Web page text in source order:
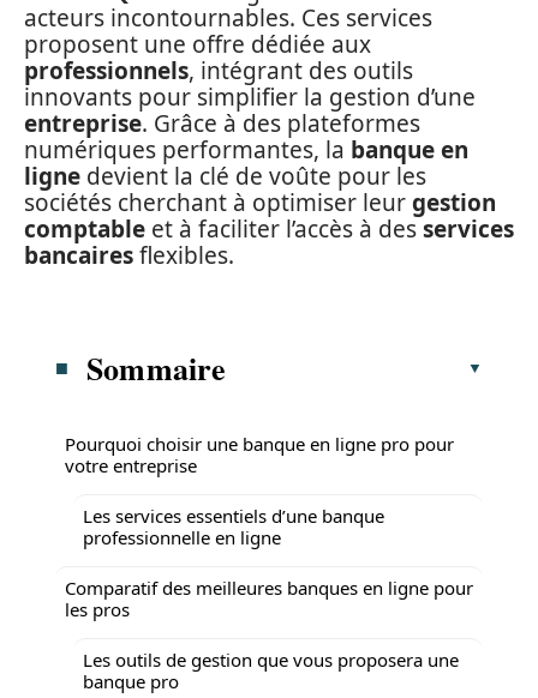
acteurs incontournables. Ces services
proposent une offre dédiée aux
professionnels, intégrant des outils
innovants pour simplifier la gestion d’une
entreprise. Grâce à des plateformes
numériques performantes, la banque en
ligne devient la clé de voûte pour les
sociétés cherchant à optimiser leurgestion
comptable et à faciliter l’accès à desservices
bancairesflexibles.
Sommaire
Pourquoi choisir une banque en ligne pro pour
votre entreprise
Les services essentiels d’une banque
professionnelle en ligne
Comparatif des meilleures banques en ligne pour
les pros
Les outils de gestion que vous proposera une
banque pro